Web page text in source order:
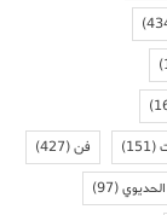
(151) فن(427)
(97)